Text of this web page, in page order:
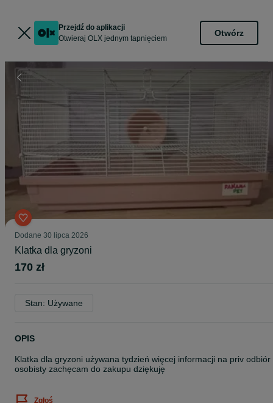
Przejdź do aplikacji
Otwieraj OLX jednym tapnięciem
Otwórz
Dodane 30 lipca 2026
Klatka dla gryzoni
170 zł
Stan: Używane
OPIS
Klatka dla gryzoni używana tydzień więcej informacji na priv odbiór
osobisty zachęcam do zakupu dziękuję
Zgłoś